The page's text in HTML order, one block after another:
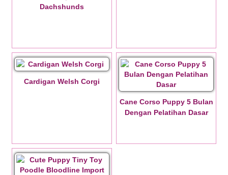
Dachshunds
Cardigan Welsh Corgi
Cane Corso Puppy 5 Bulan
Dengan Pelatihan Dasar